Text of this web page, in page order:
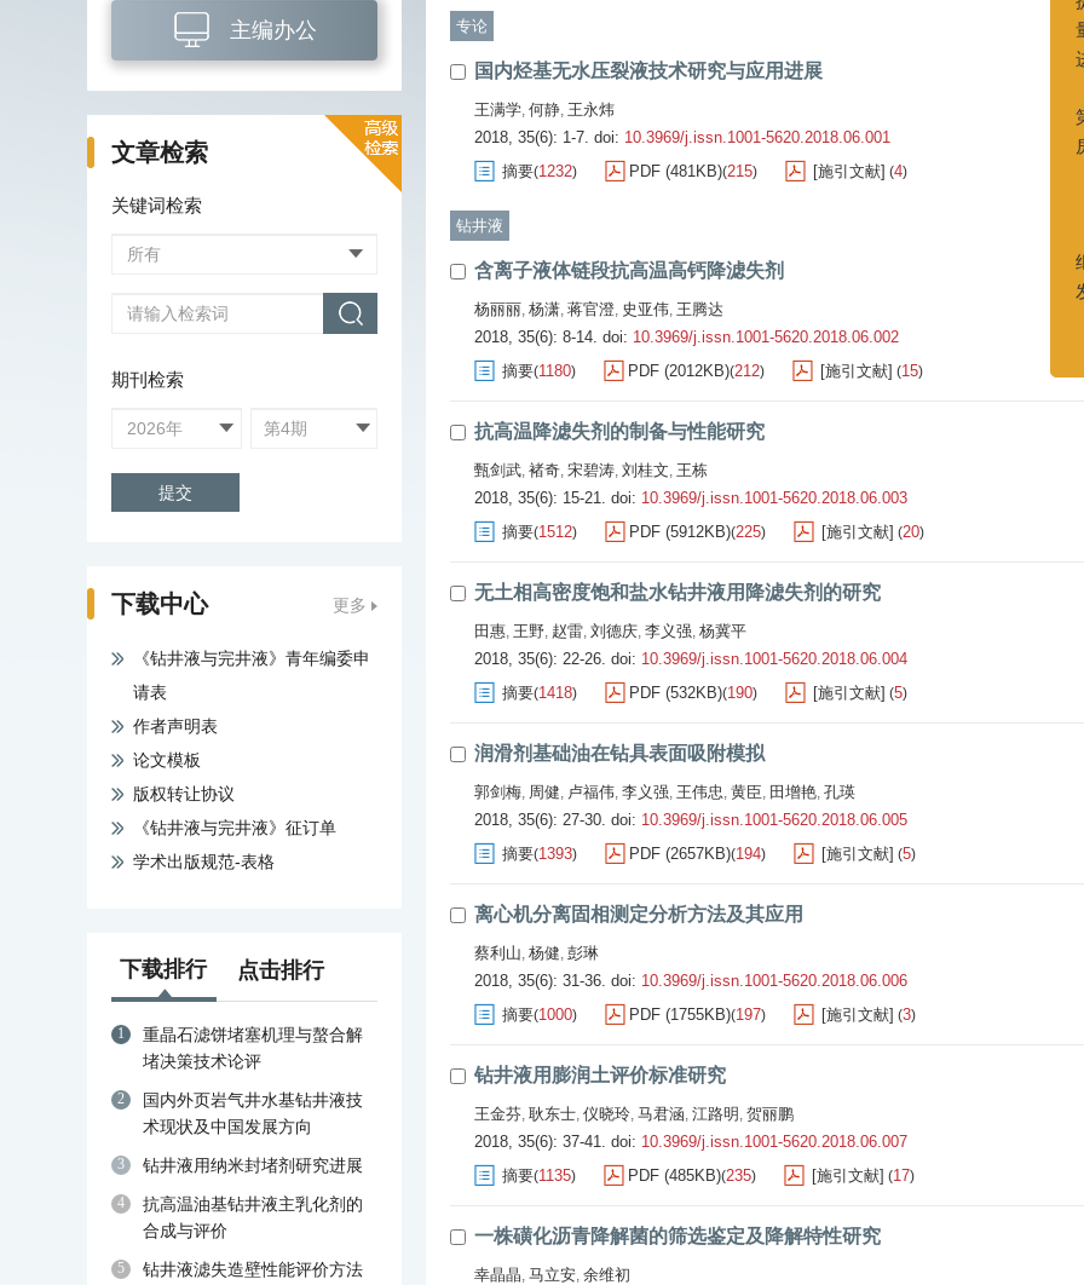
主编办公
文章检索
关键词检索
期刊检索
下载中心 更多
《钻井液与完井液》青年编委申
请表
作者声明表
论文模板
版权转让协议
《钻井液与完井液》征订单
学术出版规范-表格
下载排行 点击排行
1
重晶石滤饼堵塞机理与螯合解
堵决策技术论评
2
国内外页岩气井水基钻井液技
术现状及中国发展方向
3 钻井液用纳米封堵剂研究进展
4
抗高温油基钻井液主乳化剂的
合成与评价
5
钻井液滤失造壁性能评价方法
专论
国内烃基无水压裂液技术研究与应用进展
王满学, 何静, 王永炜
2018, 35(6): 1-7. doi: 10.3969/j.issn.1001-5620.2018.06.001
摘要(1232) PDF (481KB)(215) [施引文献] (4)
钻井液
含离子液体链段抗高温高钙降滤失剂
杨丽丽, 杨潇, 蒋官澄, 史亚伟, 王腾达
2018, 35(6): 8-14. doi: 10.3969/j.issn.1001-5620.2018.06.002
摘要(1180) PDF (2012KB)(212) [施引文献] (15)
抗高温降滤失剂的制备与性能研究
甄剑武, 褚奇, 宋碧涛, 刘桂文, 王栋
2018, 35(6): 15-21. doi: 10.3969/j.issn.1001-5620.2018.06.003
摘要(1512) PDF (5912KB)(225) [施引文献] (20)
无土相高密度饱和盐水钻井液用降滤失剂的研究
田惠, 王野, 赵雷, 刘德庆, 李义强, 杨冀平
2018, 35(6): 22-26. doi: 10.3969/j.issn.1001-5620.2018.06.004
摘要(1418) PDF (532KB)(190) [施引文献] (5)
润滑剂基础油在钻具表面吸附模拟
郭剑梅, 周健, 卢福伟, 李义强, 王伟忠, 黄臣, 田增艳, 孔瑛
2018, 35(6): 27-30. doi: 10.3969/j.issn.1001-5620.2018.06.005
摘要(1393) PDF (2657KB)(194) [施引文献] (5)
离心机分离固相测定分析方法及其应用
蔡利山, 杨健, 彭琳
2018, 35(6): 31-36. doi: 10.3969/j.issn.1001-5620.2018.06.006
摘要(1000) PDF (1755KB)(197) [施引文献] (3)
钻井液用膨润土评价标准研究
王金芬, 耿东士, 仪晓玲, 马君涵, 江路明 , 贺丽鹏
2018, 35(6): 37-41. doi: 10.3969/j.issn.1001-5620.2018.06.007
摘要(1135) PDF (485KB)(235) [施引文献] (17)
一株磺化沥青降解菌的筛选鉴定及降解特性研究
幸晶晶, 马立安, 余维初
您好
为
提升期
量，本
进行变更
新
第二大
新
我
发展和进
再